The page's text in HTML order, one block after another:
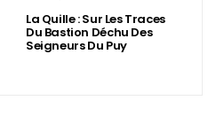
La Quille : Sur Les Traces
Du Bastion Déchu Des
Seigneurs Du Puy